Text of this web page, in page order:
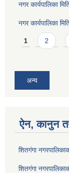
नगर कार्यपालिका
नगर कार्यपालिका
Pages
1 2
अन्य
ऐन, कानुन
शितगंगा
शितगंगा